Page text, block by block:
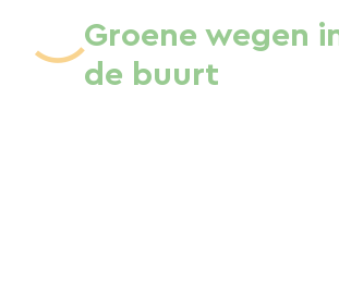
Groene wegen
de buurt